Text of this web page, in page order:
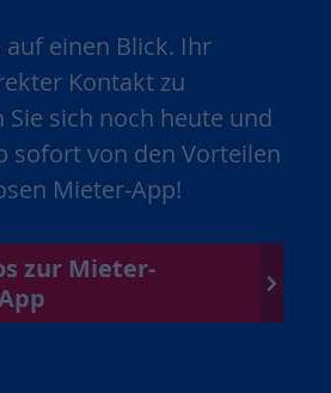
einen Blick. Ihr
Kontakt zu
Sie sich noch heute und
sofort von den Vorteilen
Mieter-App!
zur Mieter-